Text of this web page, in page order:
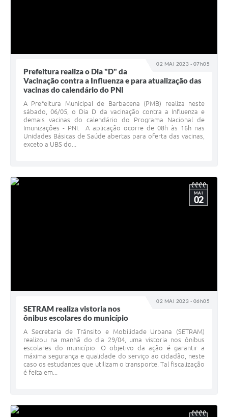
02 MAI 2023 - 07h05
Prefeitura realiza o Dia "D" da
Vacinação contra a Influenza e para atualização das
vacinas do calendário do PNI
A Prefeitura Municipal de Barbacena (PMB) realiza neste
sábado, 06/05, o Dia D da vacinação contra a Influenza e
demais vacinas do calendário do Programa Nacional de
Imunizações - PNI. A aplicação ocorre de 08h às 16h nas
Unidades Básicas de Saúde abertas para oferta das vacinas,
exceto a UBS do...
02 MAI 2023 - 06h05
MAI
02
SETRAM realiza vistoria nos
ônibus escolares do município
A Secretaria de Trânsito e Mobilidade Urbana (SETRAM)
realizou na manhã do dia 29/04, uma vistoria nos ônibus
escolares do município. O objetivo da ação é garantir a
máxima segurança e qualidade do serviço ao cidadão, neste
caso os estudantes que utilizam o transporte. Tal fiscalização
é feita em...